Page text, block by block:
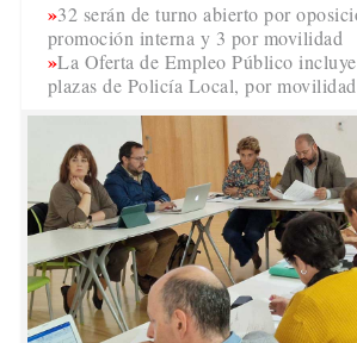
32 serán de turno abierto por
promoción interna y 3 por movilidad
La Oferta de Empleo Público
plazas de Policía Local, por movilidad